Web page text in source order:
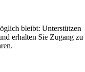
bleibt: Unterstützen
erhalten Sie Zugang zu